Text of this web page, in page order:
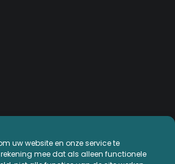
uw website en onze service te
mee dat als alleen functionele